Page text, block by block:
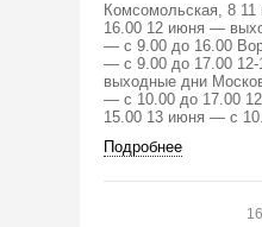
Комсомольская, 8
16.00 12 июня —
— с 9.00 до 16.00
— с 9.00 до 17.00
выходные дни
— с 10.00 до 17.00
15.00 13 июня — с
Подробнее